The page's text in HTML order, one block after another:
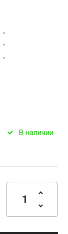
В наличии